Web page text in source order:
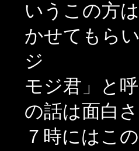
いうこの方
かせてもら
ジ
モジ君」と
の話は面白
７時にはこ